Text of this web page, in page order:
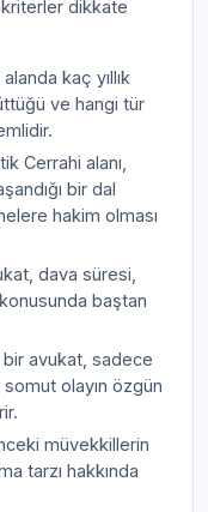
dikkate
kaç yıllık
ve hangi tür
Cerrahi alanı,
bir dal
hakim olması
dava süresi,
baştan
bir avukat, sadece
olayın özgün
müvekkillerin
tarzı hakkında